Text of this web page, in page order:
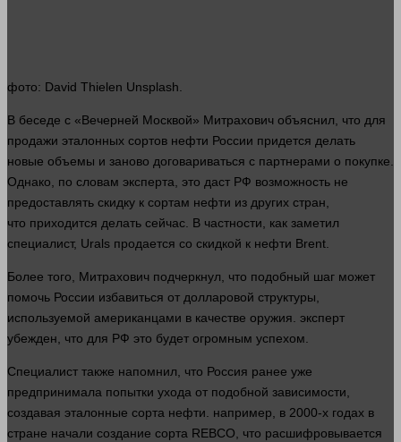
фото: David Thielen Unsplash.
В беседе с «Вечерней Москвой» Митрахович объяснил, что для
продажи эталонных сортов нефти России придется делать
новые объемы и заново договариваться с партнерами о покупке.
Однако, по словам эксперта, это даст РФ возможность не
предоставлять скидку к сортам нефти из других стран,
что приходится делать сейчас . В частности, как заметил
специалист, Urals продается со скидкой к нефти Brent.
Более того, Митрахович подчеркнул, что подобный шаг может
помочь России избавиться от долларовой структуры,
используемой американцами в качестве оружия. эксперт
убежден, что для РФ это будет огромным успехом.
Специалист также напомнил, что Россия ранее уже
предпринимала попытки ухода от подобной зависимости,
создавая эталонные сорта нефти. например , в 2000-х годах в
стране начали создание сорта REBCO, что расшифровывается